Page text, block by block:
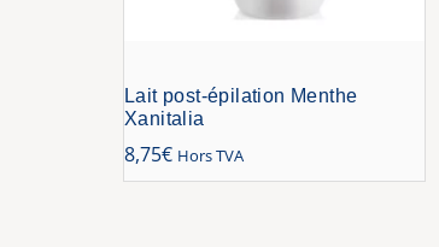
Lait post-épilation Menthe
Xanitalia
8,75€ Hors TVA